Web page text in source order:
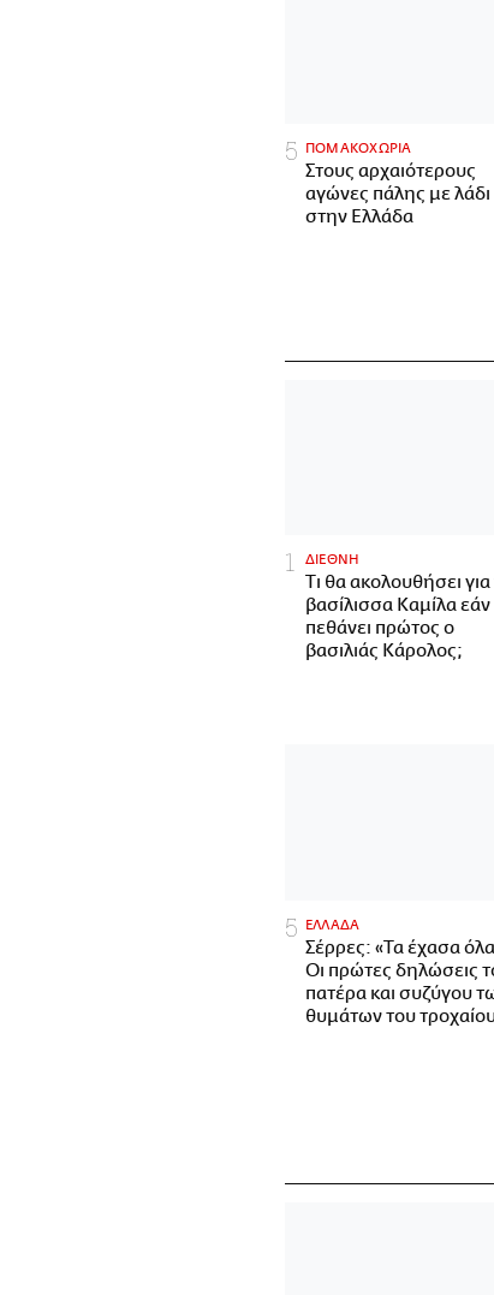
ΠΟΜΑΚΟΧΩΡΙΑ
Στους αρχαιότερους
αγώνες πάλης με λάδι
στην Ελλάδα
ΔΙΕΘΝΗ
Τι θα ακολουθήσει για
βασίλισσα Καμίλα εάν
πεθάνει πρώτος ο
βασιλιάς Κάρολος;
ΕΛΛΑΔΑ
Σέρρες: «Τα έχασα
Οι πρώτες δηλώσεις
πατέρα και συζύγου
θυμάτων του